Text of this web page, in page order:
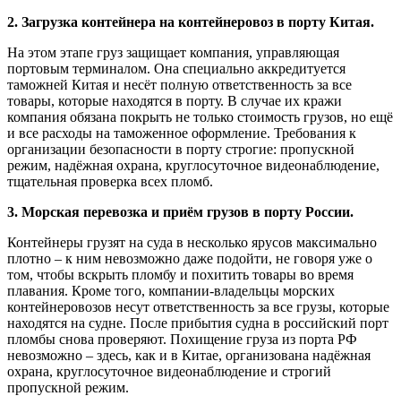
2. Загрузка контейнера на контейнеровоз в порту Китая.
На этом этапе груз защищает компания, управляющая
портовым терминалом. Она специально аккредитуется
таможней Китая и несёт полную ответственность за все
товары, которые находятся в порту. В случае их кражи
компания обязана покрыть не только стоимость грузов, но ещё
и все расходы на таможенное оформление. Требования к
организации безопасности в порту строгие: пропускной
режим, надёжная охрана, круглосуточное видеонаблюдение,
тщательная проверка всех пломб.
3. Морская перевозка и приём грузов в порту России.
Контейнеры грузят на суда в несколько ярусов максимально
плотно – к ним невозможно даже подойти, не говоря уже о
том, чтобы вскрыть пломбу и похитить товары во время
плавания. Кроме того, компании-владельцы морских
контейнеровозов несут ответственность за все грузы, которые
находятся на судне. После прибытия судна в российский порт
пломбы снова проверяют. Похищение груза из порта РФ
невозможно – здесь, как и в Китае, организована надёжная
охрана, круглосуточное видеонаблюдение и строгий
пропускной режим.